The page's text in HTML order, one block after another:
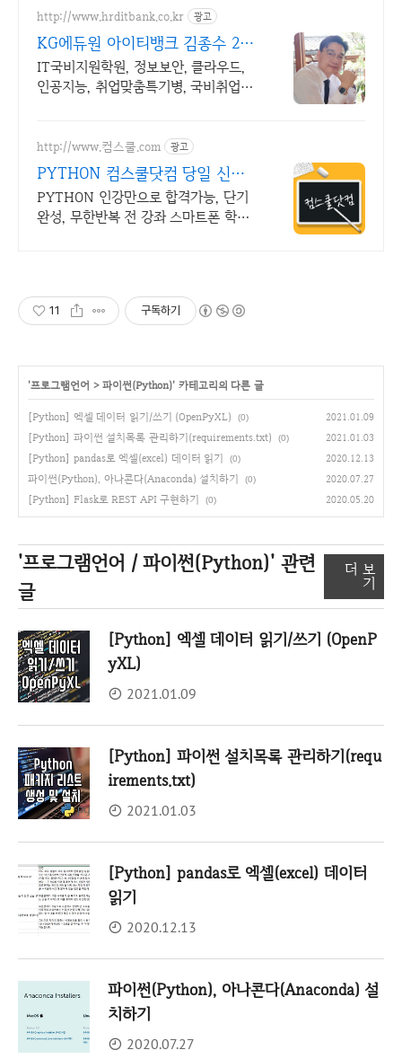
http://www.hrditbank.co.kr 광고
KG에듀원 아이티뱅크 김종수 27
년경력전문가 IT취업상담
IT국비지원학원, 정보보안, 클라우드,
인공지능, 취업맞춤특기병, 국비취업교
http://www.컴스쿨.com 광고
PYTHON 컴스쿨닷컴 당일 신청
&결제시 기프티콘!
PYTHON 인강만으로 합격가능, 단기
완성, 무한반복 전 강좌 스마트폰 학습
11 구독하기
'프로그램언어 >파이썬(Python)' 카테고리의 다른 글
[Python] 엑셀 데이터 읽기/쓰기 (OpenPyXL) (0) 2021.01.09
[Python] 파이썬 설치목록 관리하기(requirements.txt) (0) 2021.01.03
[Python] pandas로 엑셀(excel) 데이터 읽기 (0) 2020.12.13
파이썬(Python), 아나콘다(Anaconda) 설치하기 (0) 2020.07.27
[Python] Flask로 REST API 구현하기 (0) 2020.05.20
'프로그램언어 / 파이썬(Python)' 관련
글
더 보
기
[Python] 엑셀 데이터 읽기/쓰기 (OpenP
yXL)
2021.01.09
[Python] 파이썬 설치목록 관리하기(requ
irements.txt)
2021.01.03
[Python] pandas로 엑셀(excel) 데이터
읽기
2020.12.13
파이썬(Python), 아나콘다(Anaconda) 설
치하기
2020.07.27